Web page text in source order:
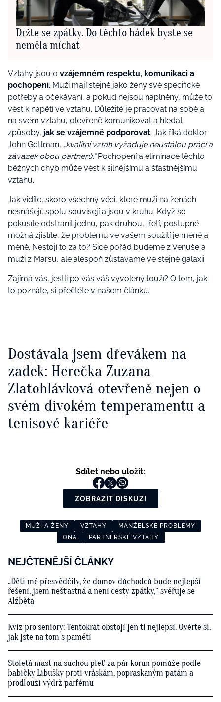
Držte se zpátky. Do těchto hádek byste se
neměla míchat
Vztahy jsou o vzájemném respektu, komunikaci a
pochopení. Muži mají stejně jako ženy své specifické
potřeby a očekávání, a pokud nejsou naplněny, může to
vést k napětí ve vztahu. Důležité je pracovat na sobě a
na svém vztahu, otevřeně komunikovat a hledat
způsoby, jak se vzájemně podporovat. Jak říká doktor
John Gottman, „kvalitní vztah vyžaduje neustálou práci a
závazek obou partnerů.“ Pochopení a eliminace těchto
běžných chyb může vést k silnějšímu a šťastnějšímu
vztahu.
Jak vidíte, skoro všechny věci, které muži na ženách
nesnášejí, spolu souvisejí a jsou v kruhu. Když se
pokusíte odstranit jednu, pak druhou, třetí, postupně
možná zjistíte, že problémů ve vašem soužití je méně a
méně. Nestojí to za to? Sice pořád budeme z Venuše a
muži z Marsu, ale alespoň zůstáváme ve stejné galaxii.
Zajímá vás, jestli po vás váš vyvolený touží? O tom, jak
to poznáte, si přečtěte v našem článku.
Dostávala jsem dřevákem na
zadek: Herečka Zuzana
Zlatohlávková otevřeně nejen o
svém divokém temperamentu a
tenisové kariéře
Sdílet nebo uložit:
ZOBRAZIT DISKUZI
MUŽI A ŽENY VZTAHY
MANŽELSKÉ PROBLÉMY
ONA
PARTNERSKÉ VZTAHY
NEJČTENĚJŠÍ ČLÁNKY
„Děti mě přesvědčily, že domov důchodců bude nejlepší
řešení, jsem nešťastná a není cesty zpátky,“ svěřuje se
Alžběta
Kvíz pro seniory: Tentokrát obstojí jen ti nejlepší. Ověřte si,
jak jste na tom s pamětí
Stoletá mast na suchou pleť za pár korun pomůže podle
babičky Libušky proti vráskám, popraskaným patám a
prodlouží výdrž parfému